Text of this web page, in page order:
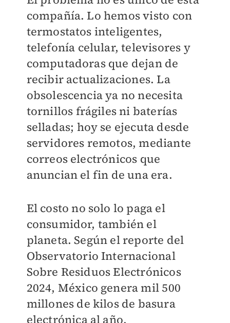
compañía. Lo hemos visto con
termostatos inteligentes,
telefonía celular, televisores y
computadoras que dejan de
recibir actualizaciones. La
obsolescencia ya no necesita
tornillos frágiles ni baterías
selladas; hoy se ejecuta desde
servidores remotos, mediante
correos electrónicos que
anuncian el fin de una era.
El costo no solo lo paga el
consumidor, también el
planeta. Según el reporte del
Observatorio Internacional
Sobre Residuos Electrónicos
2024, México genera mil 500
millones de kilos de basura
electrónica al año.